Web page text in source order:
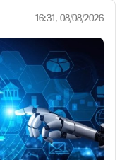
16:31, 08/08/2026